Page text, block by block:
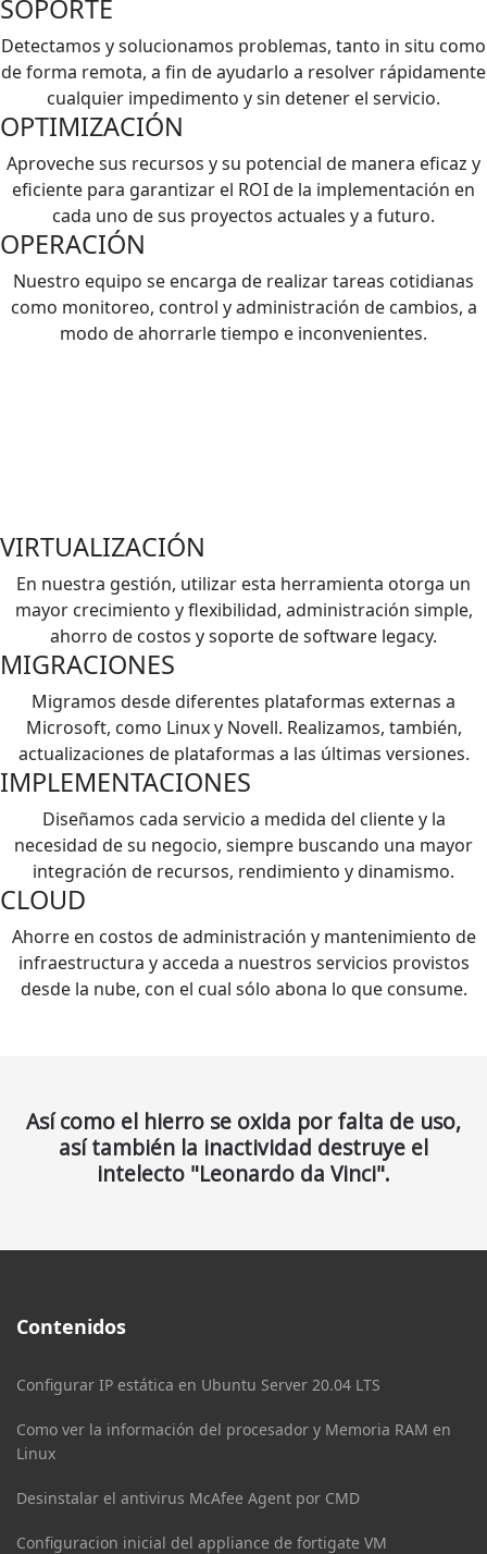
SOPORTE
Detectamos y solucionamos problemas, tanto in situ como
de forma remota, a fin de ayudarlo a resolver rápidamente
cualquier impedimento y sin detener el servicio.
OPTIMIZACIÓN
Aproveche sus recursos y su potencial de manera eficaz y
eficiente para garantizar el ROI de la implementación en
cada uno de sus proyectos actuales y a futuro.
OPERACIÓN
Nuestro equipo se encarga de realizar tareas cotidianas
como monitoreo, control y administración de cambios, a
modo de ahorrarle tiempo e inconvenientes.
VIRTUALIZACIÓN
En nuestra gestión, utilizar esta herramienta otorga un
mayor crecimiento y flexibilidad, administración simple,
ahorro de costos y soporte de software legacy.
MIGRACIONES
Migramos desde diferentes plataformas externas a
Microsoft, como Linux y Novell. Realizamos, también,
actualizaciones de plataformas a las últimas versiones.
IMPLEMENTACIONES
Diseñamos cada servicio a medida del cliente y la
necesidad de su negocio, siempre buscando una mayor
integración de recursos, rendimiento y dinamismo.
CLOUD
Ahorre en costos de administración y mantenimiento de
infraestructura y acceda a nuestros servicios provistos
desde la nube, con el cual sólo abona lo que consume.
Así como el hierro se oxida por falta de uso,
así también la inactividad destruye el
intelecto "Leonardo da Vinci".
Contenidos
Configurar IP estática en Ubuntu Server 20.04 LTS
Como ver la información del procesador y Memoria RAM en
Linux
Desinstalar el antivirus McAfee Agent por CMD
Configuracion inicial del appliance de fortigate VM